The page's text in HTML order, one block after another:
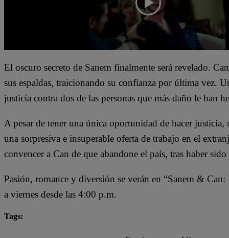
El oscuro secreto de Sanem finalmente será revelado.
sus espaldas, traicionando su confianza por última vez.
justicia contra dos de las personas que más daño le
A pesar de tener una única oportunidad de hacer
una sorpresiva e insuperable oferta de trabajo en el
convencer a Can de que abandone el país, tras haber
Pasión, romance y diversión se verán en “Sanem &
a viernes desde las 4:00 p.m.
Tags: